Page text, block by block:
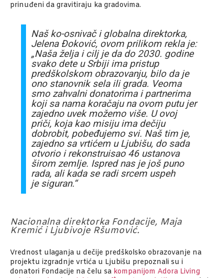
prinuđeni da gravitiraju ka gradovima.
Naš ko-osnivač i globalna direktorka,
Jelena Đoković, ovom prilikom rekla je:
„Naša želja i cilj je da do 2030. godine
svako dete u Srbiji ima pristup
predškolskom obrazovanju, bilo da je
ono stanovnik sela ili grada. Veoma
smo zahvalni donatorima i partnerima
koji sa nama koračaju na ovom putu jer
zajedno uvek možemo više. U ovoj
priči, koja kao misiju ima dečiju
dobrobit, pobeđujemo svi. Naš tim je,
zajedno sa vrtićem u Ljubišu, do sada
otvorio i rekonstruisao 46 ustanova
širom zemlje. Ispred nas je još puno
rada, ali kada se radi srcem uspeh
je siguran.“
Nacionalna direktorka Fondacije, Maja
Kremić i Ljubivoje Ršumović.
Vrednost ulaganja u dečije predškolsko obrazovanje na
projektu izgradnje vrtića u Ljubišu prepoznali su i
donatori Fondacije na čelu sa kompanijom Adora Living